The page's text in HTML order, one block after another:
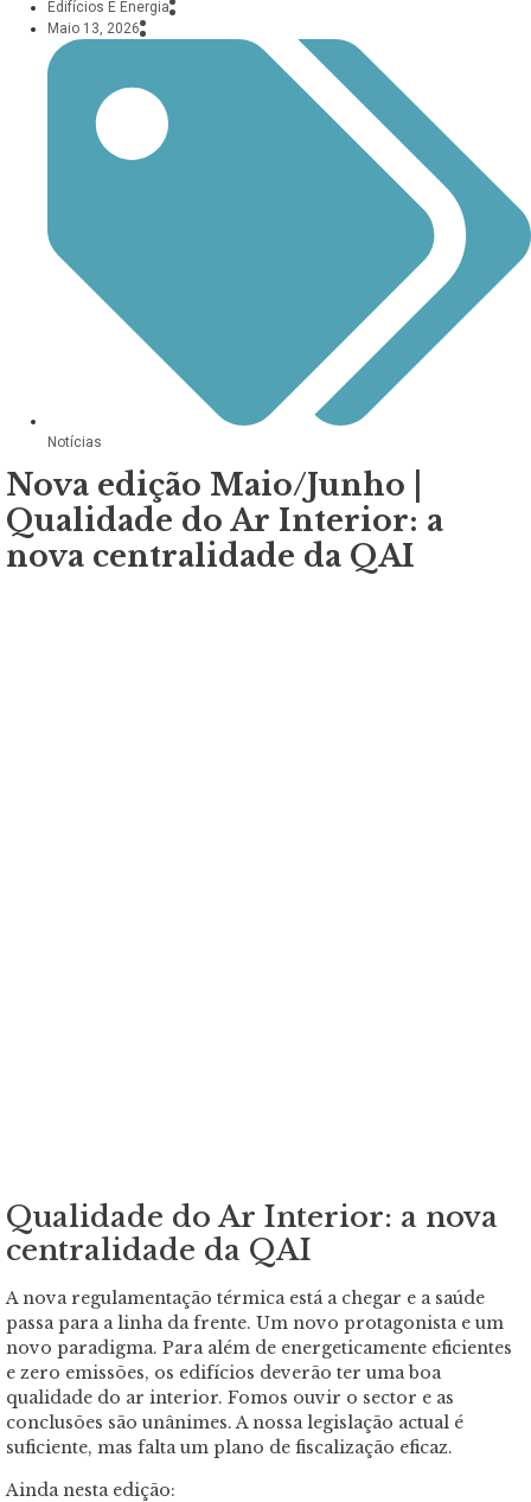
Edifícios E Energia
Maio 13, 2026
Notícias
Nova edição Maio/Junho |
Qualidade do Ar Interior: a
nova centralidade da QAI
Qualidade do Ar Interior: a nova
centralidade da QAI
A nova regulamentação térmica está a chegar e a saúde
passa para a linha da frente. Um novo protagonista e um
novo paradigma. Para além de energeticamente eficientes
e zero emissões, os edifícios deverão ter uma boa
qualidade do ar interior. Fomos ouvir o sector e as
conclusões são unânimes. A nossa legislação actual é
suficiente, mas falta um plano de fiscalização eficaz.
Ainda nesta edição: